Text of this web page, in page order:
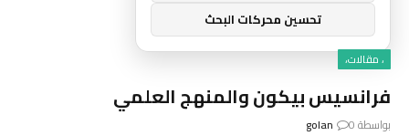
، مقالات،
فرانسيس بيكون والمنهج العلمي
بواسطة golan 0
تحسين محركات البحث